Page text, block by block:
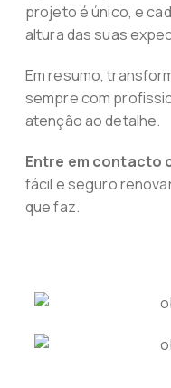
projeto é único, e
altura das suas
Em resumo,
sempre com
atenção ao detalhe.
Entre em contacto
fácil e seguro
que faz.